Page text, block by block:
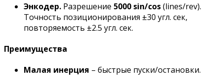
Энкодер. Разрешение 5000 sin/cos(lines/rev).
Точность позиционирования ±30 угл. сек,
повторяемость ±2.5 угл. сек.
Преимущества
Малая инерция – быстрые пуски/остановки.